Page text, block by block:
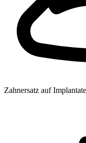
Zahnersatz auf